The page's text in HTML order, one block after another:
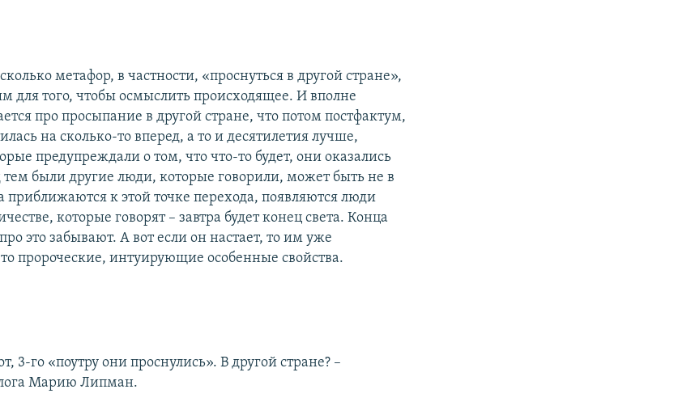
метафор, в частности, «проснуться в другой стране»,
для того, чтобы осмыслить происходящее. И вполне
про просыпание в другой стране, что потом постфактум,
на сколько-то вперед, а то и десятилетия лучше,
предупреждали о том, что что-то будет, они оказались
были другие люди, которые говорили, может быть не в
приближаются к этой точке перехода, появляются люди
которые говорят – завтра будет конец света. Конца
это забывают. А вот если он настает, то им уже
пророческие, интуирующие особенные свойства.
3-го «поутру они проснулись». В другой стране? –
Марию Липман.